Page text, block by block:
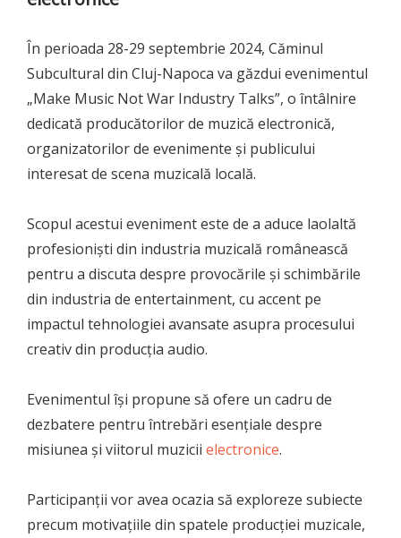
În perioada 28-29 septembrie 2024, Căminul
Subcultural din Cluj-Napoca va găzdui evenimentul
„Make Music Not War Industry Talks”, o întâlnire
dedicată producătorilor de muzică electronică,
organizatorilor de evenimente și publicului
interesat de scena muzicală locală.
Scopul acestui eveniment este de a aduce laolaltă
profesioniști din industria muzicală românească
pentru a discuta despre provocările și schimbările
din industria de entertainment, cu accent pe
impactul tehnologiei avansate asupra procesului
creativ din producția audio.
Evenimentul își propune să ofere un cadru de
dezbatere pentru întrebări esențiale despre
misiunea și viitorul muzicii electronice.
Participanții vor avea ocazia să exploreze subiecte
precum motivațiile din spatele producției muzicale,